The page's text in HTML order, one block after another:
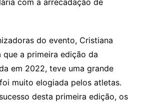
com a arrecadação de
do evento, Cristiana
que a primeira edição da
em 2022, teve uma grande
muito elogiada pelos atletas.
desta primeira edição, os